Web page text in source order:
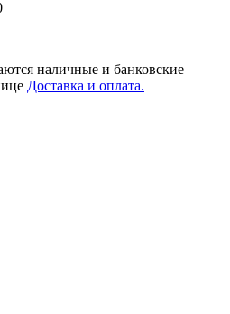
наличные и банковские
Доставка и оплата.